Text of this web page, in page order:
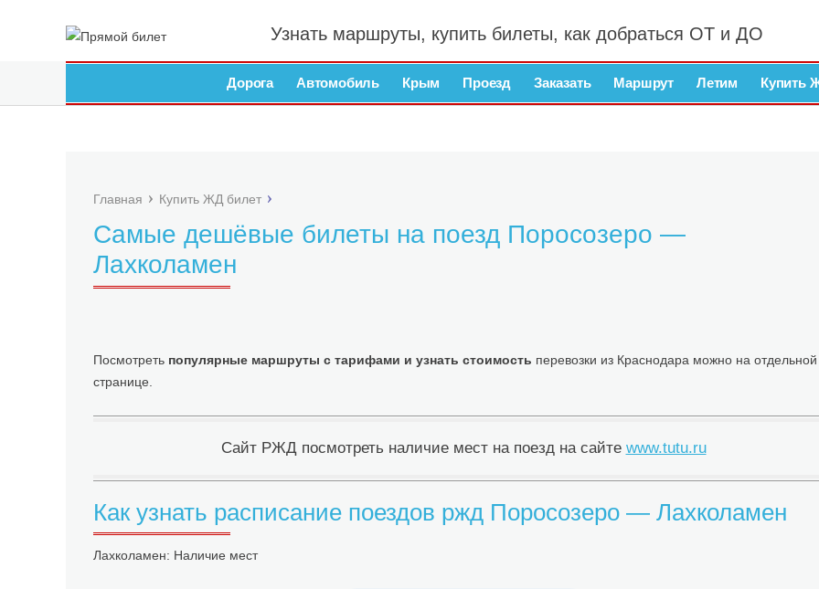
Узнать маршруты, купить билеты, как добраться ОТ и ДО
Дорога Автомобиль Крым Проезд Заказать Маршрут Летим Купить
Главная Купить ЖД билет
Самые дешёвые билеты на поезд Поросозеро —
Лахколамен
Посмотреть популярные маршруты с тарифами и узнать стоимость перевозки из Краснодара можно на отдельной
странице.
Сайт РЖД посмотреть наличие мест на поезд на сайте www.tutu.ru
Как узнать расписание поездов ржд Поросозеро — Лахколамен
Лахколамен: Наличие мест